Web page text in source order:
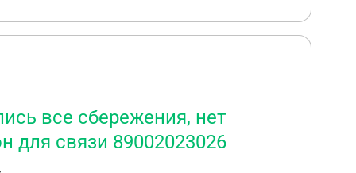
все сбережения, нет
для связи 89002023026